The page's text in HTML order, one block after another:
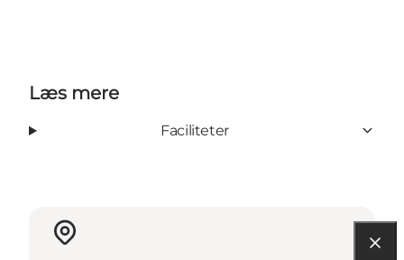
Læs mere
Faciliteter